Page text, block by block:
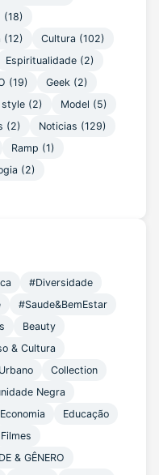
(18)
(12) Cultura (102)
Espiritualidade (2)
(19) Geek (2)
style (2) Model (5)
(2) Noticias (129)
Ramp (1)
(2)
#Diversidade
#Saude&BemEstar
Beauty
& Cultura
Collection
Negra
Economia
Educação
Filmes
& GÊNERO